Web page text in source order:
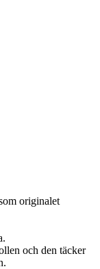
originalet
och den täcker